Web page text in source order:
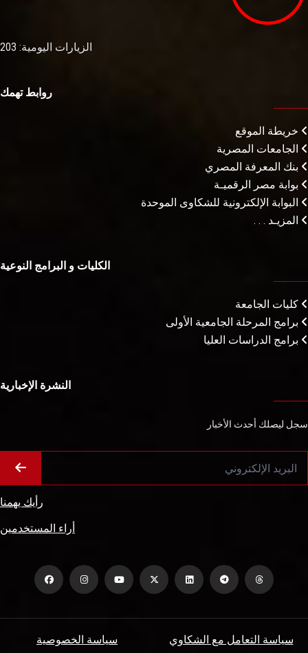
الزيارات اليومية: 203
روابط تهمك
خريطة الموقع
الجامعات المصرية
بنك المعرفة المصري
بوابة مصر الرقميـة
البوابة الإلكترونية للشكاوى الموحدة
المزيـد . . .
الكليات و البرامج النوعية
كليات الجامعة
برامج المرحلة الجامعية الأولى
برامج الدراسات العليا
النشرة الإخبارية
سجل ليصلك أحدث الأخبار
رأيك يهمنا
أراء المستخدمين
سياسة الخصوصية سياسة التعامل مع الشكاوي